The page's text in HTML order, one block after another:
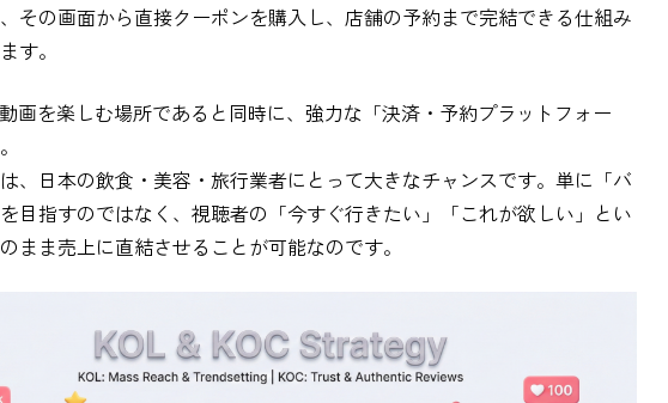
その画面から直接クーポンを購入し、店舗の予約まで完結できる仕組み
す。
画を楽しむ場所であると同時に、強力な「決済・予約プラットフォー
、日本の飲食・美容・旅行業者にとって大きなチャンスです。単に「バ
目指すのではなく、視聴者の「今すぐ行きたい」「これが欲しい」とい
まま売上に直結させることが可能なのです。